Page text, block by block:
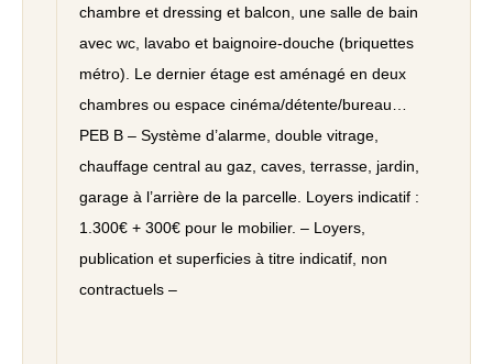
chambre et dressing et balcon, une salle de bain
avec wc, lavabo et baignoire-douche (briquettes
métro). Le dernier étage est aménagé en deux
chambres ou espace cinéma/détente/bureau…
PEB B – Système d’alarme, double vitrage,
chauffage central au gaz, caves, terrasse, jardin,
garage à l’arrière de la parcelle. Loyers indicatif :
1.300€ + 300€ pour le mobilier. – Loyers,
publication et superficies à titre indicatif, non
contractuels –